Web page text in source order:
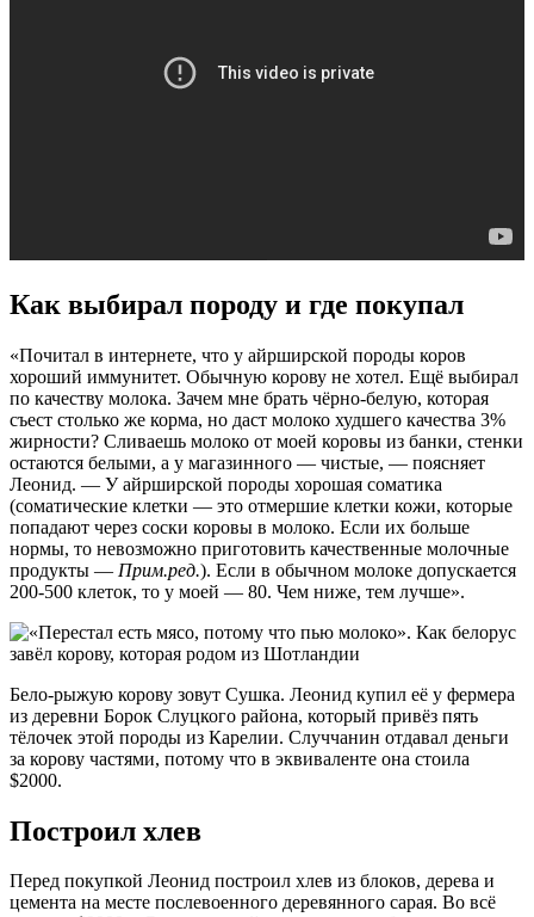
Как выбирал породу и где покупал
«Почитал в интернете, что у айрширской породы коров
хороший иммунитет. Обычную корову не хотел. Ещё выбирал
по качеству молока. Зачем мне брать чёрно-белую, которая
съест столько же корма, но даст молоко худшего качества 3%
жирности? Сливаешь молоко от моей коровы из банки, стенки
остаются белыми, а у магазинного — чистые, — поясняет
Леонид. — У айршир­ской породы хорошая соматика
(соматические клетки — это отмершие клетки кожи, которые
попадают через соски коровы в молоко. Если их больше
нормы, то невозможно приготовить качественные молочные
продукты — Прим.ред.). Если в обычном молоке допускается
200-500 клеток, то у моей — 80. Чем ниже, тем лучше».
Бело-рыжую корову зовут Сушка. Леонид купил её у фермера
из деревни Борок Слуцкого района, который привёз пять
тёлочек этой породы из Карелии. Случчанин отдавал деньги
за корову частями, потому что в эквиваленте она стоила
$2000.
Построил хлев
Перед покупкой Леонид построил хлев из блоков, дерева и
цемента на месте послевоенного деревянного сарая. Во всё